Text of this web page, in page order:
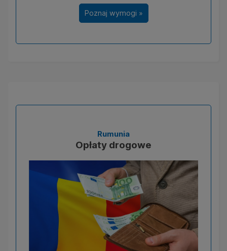
Poznaj wymogi »
Rumunia
Opłaty drogowe